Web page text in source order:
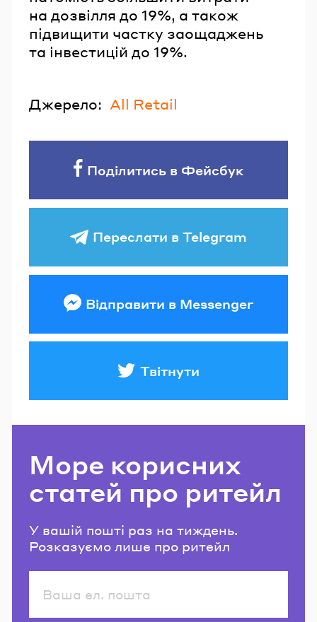
на дозвілля до 19%, а також
підвищити частку заощаджень
та інвестицій до 19%.
Джерело: All Retail
Поділитись в Фейсбук
Переслати в Telegram
Відправити в Messenger
Твітнути
Море корисних
статей про ритейл
У вашій пошті раз на тиждень.
Розказуємо лише про ритейл